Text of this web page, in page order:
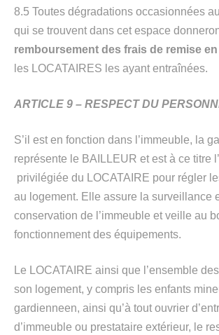
8.5 Toutes dégradations occasionnées
qui se trouvent dans cet espace
remboursement des frais de remise
les LOCATAIRES les ayant entraînées.
ARTICLE 9 – RESPECT DU
S’il est en fonction dans l’immeuble, la
représente le BAILLEUR et est à ce titre
privilégiée du LOCATAIRE pour régler
au logement. Elle assure la surveillance
conservation de l’immeuble et veille au
fonctionnement des équipements.
Le LOCATAIRE ainsi que l’ensemble
son logement, y compris les enfants
gardienneen, ainsi qu’à tout ouvrier
d’immeuble ou prestataire extérieur, le